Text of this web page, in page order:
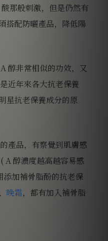
那般刺激，但是仍然有
搭配防曬產品，降低陽
醇非常相似的功效，又
近年來各大抗老保養
星抗老保養成分的原
產品，有察覺到肌膚感
A 醇濃度越高越容易感
添加補骨脂酚的抗老保
晚霜，都有加入補骨脂